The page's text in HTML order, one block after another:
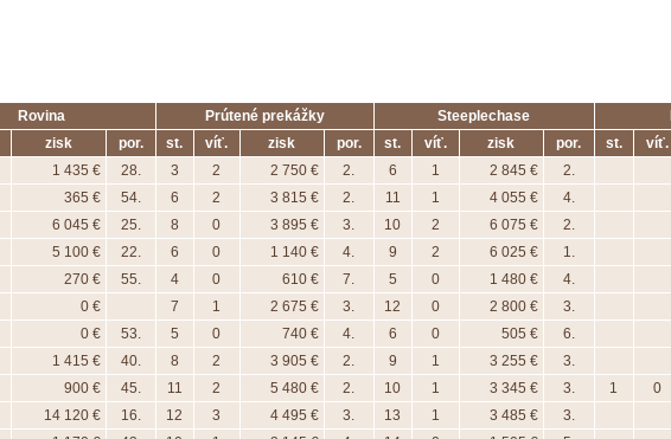
Rovina Prútené prekážky Steeplechase
zisk por. st. víť. zisk por. st. víť. zisk por. st. víť.
1 435 € 28. 3 2 2 750 € 2. 6 1 2 845 € 2.
365 € 54. 6 2 3 815 € 2. 11 1 4 055 € 4.
6 045 € 25. 8 0 3 895 € 3. 10 2 6 075 € 2.
5 100 € 22. 6 0 1 140 € 4. 9 2 6 025 € 1.
270 € 55. 4 0 610 € 7. 5 0 1 480 € 4.
0 € 7 1 2 675 € 3. 12 0 2 800 € 3.
0 € 53. 5 0 740 € 4. 6 0 505 € 6.
1 415 € 40. 8 2 3 905 € 2. 9 1 3 255 € 3.
900 € 45. 11 2 5 480 € 2. 10 1 3 345 € 3. 1 0
14 120 € 16. 12 3 4 495 € 3. 13 1 3 485 € 3.